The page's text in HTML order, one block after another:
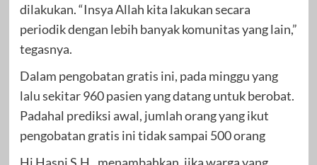
dilakukan. “Insya Allah kita lakukan secara
periodik dengan lebih banyak komunitas yang lain,”
tegasnya.
Dalam pengobatan gratis ini, pada minggu yang
lalu sekitar 960 pasien yang datang untuk berobat.
Padahal prediksi awal, jumlah orang yang ikut
pengobatan gratis ini tidak sampai 500 orang